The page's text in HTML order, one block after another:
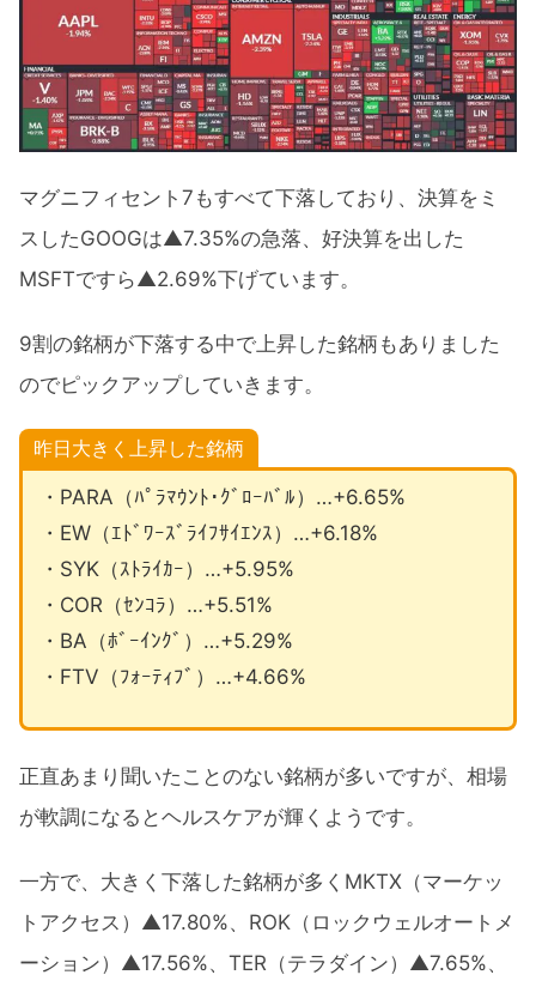
マグニフィセント7もすべて下落しており、決算をミ
スしたGOOGは▲7.35%の急落、好決算を出した
MSFTですら▲2.69%下げています。
9割の銘柄が下落する中で上昇した銘柄もありました
のでピックアップしていきます。
昨日大きく上昇した銘柄
・PARA（ﾊﾟﾗﾏｳﾝﾄ･ｸﾞﾛｰﾊﾞﾙ）…+6.65%
・EW（ｴﾄﾞﾜｰｽﾞﾗｲﾌｻｲｴﾝｽ）…+6.18%
・SYK（ｽﾄﾗｲｶｰ）…+5.95%
・COR（ｾﾝｺﾗ）…+5.51%
・BA（ﾎﾞｰｲﾝｸﾞ）…+5.29%
・FTV（ﾌｫｰﾃｨﾌﾞ）…+4.66%
正直あまり聞いたことのない銘柄が多いですが、相場
が軟調になるとヘルスケアが輝くようです。
一方で、大きく下落した銘柄が多くMKTX（マーケッ
トアクセス）▲17.80%、ROK（ロックウェルオートメ
ーション）▲17.56%、TER（テラダイン）▲7.65%、